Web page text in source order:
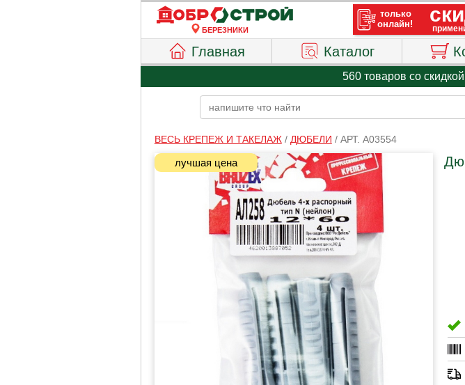
БЕРЕЗНИКИ
Главная Каталог
560 товаров со
ВЕСЬ КРЕПЕЖ И ТАКЕЛАЖ/ ДЮБЕЛИ / АРТ. A03554